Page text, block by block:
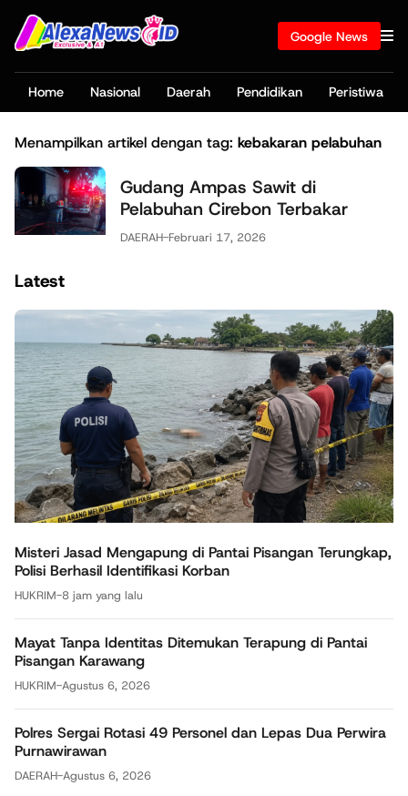
Google News
Home Nasional Daerah Pendidikan Peristiwa
Menampilkan artikel dengan tag: kebakaran pelabuhan
Gudang Ampas Sawit di
Pelabuhan Cirebon Terbakar
DAERAH-Februari 17, 2026
Latest
Misteri Jasad Mengapung di Pantai Pisangan Terungkap,
Polisi Berhasil Identifikasi Korban
HUKRIM-8 jam yang lalu
Mayat Tanpa Identitas Ditemukan Terapung di Pantai
Pisangan Karawang
HUKRIM-Agustus 6, 2026
Polres Sergai Rotasi 49 Personel dan Lepas Dua Perwira
Purnawirawan
DAERAH-Agustus 6, 2026